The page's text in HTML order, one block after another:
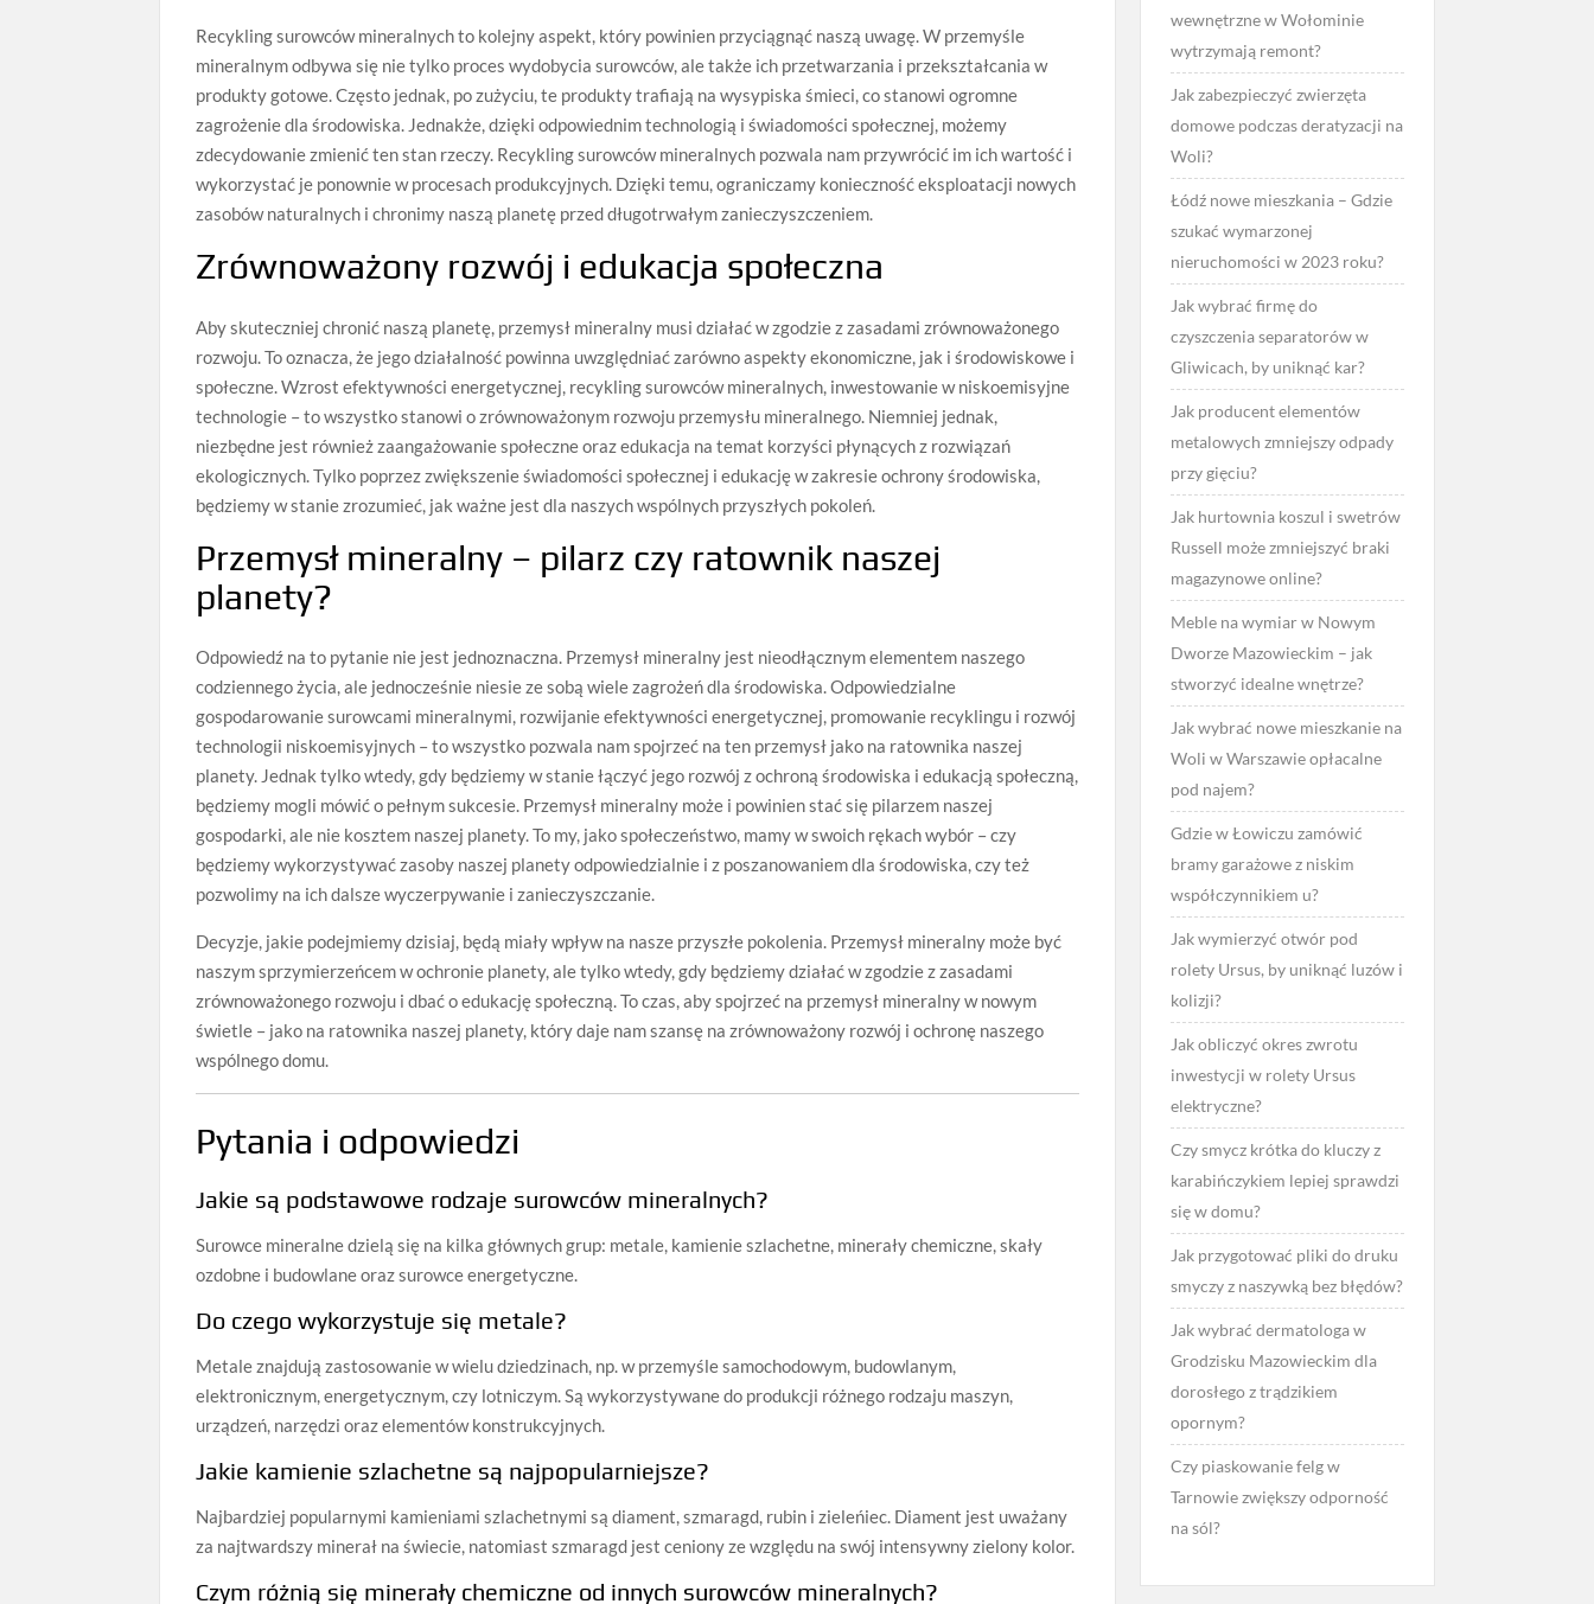
Recykling surowców mineralnych to kolejny aspekt, który powinien przyciągnąć naszą uwagę. W przemyśle
mineralnym odbywa się nie tylko proces wydobycia surowców, ale także ich przetwarzania i przekształcania w
produkty gotowe. Często jednak, po zużyciu, te produkty trafiają na wysypiska śmieci, co stanowi ogromne
zagrożenie dla środowiska. Jednakże, dzięki odpowiednim technologią i świadomości społecznej, możemy
zdecydowanie zmienić ten stan rzeczy. Recykling surowców mineralnych pozwala nam przywrócić im ich wartość i
wykorzystać je ponownie w procesach produkcyjnych. Dzięki temu, ograniczamy konieczność eksploatacji nowych
zasobów naturalnych i chronimy naszą planetę przed długotrwałym zanieczyszczeniem.
Zrównoważony rozwój i edukacja społeczna
Aby skuteczniej chronić naszą planetę, przemysł mineralny musi działać w zgodzie z zasadami zrównoważonego
rozwoju. To oznacza, że jego działalność powinna uwzględniać zarówno aspekty ekonomiczne, jak i środowiskowe i
społeczne. Wzrost efektywności energetycznej, recykling surowców mineralnych, inwestowanie w niskoemisyjne
technologie – to wszystko stanowi o zrównoważonym rozwoju przemysłu mineralnego. Niemniej jednak,
niezbędne jest również zaangażowanie społeczne oraz edukacja na temat korzyści płynących z rozwiązań
ekologicznych. Tylko poprzez zwiększenie świadomości społecznej i edukację w zakresie ochrony środowiska,
będziemy w stanie zrozumieć, jak ważne jest dla naszych wspólnych przyszłych pokoleń.
Przemysł mineralny – pilarz czy ratownik naszej
planety?
Odpowiedź na to pytanie nie jest jednoznaczna. Przemysł mineralny jest nieodłącznym elementem naszego
codziennego życia, ale jednocześnie niesie ze sobą wiele zagrożeń dla środowiska. Odpowiedzialne
gospodarowanie surowcami mineralnymi, rozwijanie efektywności energetycznej, promowanie recyklingu i rozwój
technologii niskoemisyjnych – to wszystko pozwala nam spojrzeć na ten przemysł jako na ratownika naszej
planety. Jednak tylko wtedy, gdy będziemy w stanie łączyć jego rozwój z ochroną środowiska i edukacją społeczną,
będziemy mogli mówić o pełnym sukcesie. Przemysł mineralny może i powinien stać się pilarzem naszej
gospodarki, ale nie kosztem naszej planety. To my, jako społeczeństwo, mamy w swoich rękach wybór – czy
będziemy wykorzystywać zasoby naszej planety odpowiedzialnie i z poszanowaniem dla środowiska, czy też
pozwolimy na ich dalsze wyczerpywanie i zanieczyszczanie.
Decyzje, jakie podejmiemy dzisiaj, będą miały wpływ na nasze przyszłe pokolenia. Przemysł mineralny może być
naszym sprzymierzeńcem w ochronie planety, ale tylko wtedy, gdy będziemy działać w zgodzie z zasadami
zrównoważonego rozwoju i dbać o edukację społeczną. To czas, aby spojrzeć na przemysł mineralny w nowym
świetle – jako na ratownika naszej planety, który daje nam szansę na zrównoważony rozwój i ochronę naszego
wspólnego domu.
Pytania i odpowiedzi
Jakie są podstawowe rodzaje surowców mineralnych?
Surowce mineralne dzielą się na kilka głównych grup: metale, kamienie szlachetne, minerały chemiczne, skały
ozdobne i budowlane oraz surowce energetyczne.
Do czego wykorzystuje się metale?
Metale znajdują zastosowanie w wielu dziedzinach, np. w przemyśle samochodowym, budowlanym,
elektronicznym, energetycznym, czy lotniczym. Są wykorzystywane do produkcji różnego rodzaju maszyn,
urządzeń, narzędzi oraz elementów konstrukcyjnych.
Jakie kamienie szlachetne są najpopularniejsze?
Najbardziej popularnymi kamieniami szlachetnymi są diament, szmaragd, rubin i zieleńiec. Diament jest uważany
za najtwardszy minerał na świecie, natomiast szmaragd jest ceniony ze względu na swój intensywny zielony kolor.
Czym różnią się minerały chemiczne od innych surowców mineralnych?
wewnętrzne w Wołominie
wytrzymają remont?
Jak zabezpieczyć zwierzęta
domowe podczas deratyzacji na
Woli?
Łódź nowe mieszkania – Gdzie
szukać wymarzonej
nieruchomości w 2023 roku?
Jak wybrać firmę do
czyszczenia separatorów w
Gliwicach, by uniknąć kar?
Jak producent elementów
metalowych zmniejszy odpady
przy gięciu?
Jak hurtownia koszul i swetrów
Russell może zmniejszyć braki
magazynowe online?
Meble na wymiar w Nowym
Dworze Mazowieckim – jak
stworzyć idealne wnętrze?
Jak wybrać nowe mieszkanie na
Woli w Warszawie opłacalne
pod najem?
Gdzie w Łowiczu zamówić
bramy garażowe z niskim
współczynnikiem u?
Jak wymierzyć otwór pod
rolety Ursus, by uniknąć luzów i
kolizji?
Jak obliczyć okres zwrotu
inwestycji w rolety Ursus
elektryczne?
Czy smycz krótka do kluczy z
karabińczykiem lepiej sprawdzi
się w domu?
Jak przygotować pliki do druku
smyczy z naszywką bez błędów?
Jak wybrać dermatologa w
Grodzisku Mazowieckim dla
dorosłego z trądzikiem
opornym?
Czy piaskowanie felg w
Tarnowie zwiększy odporność
na sól?